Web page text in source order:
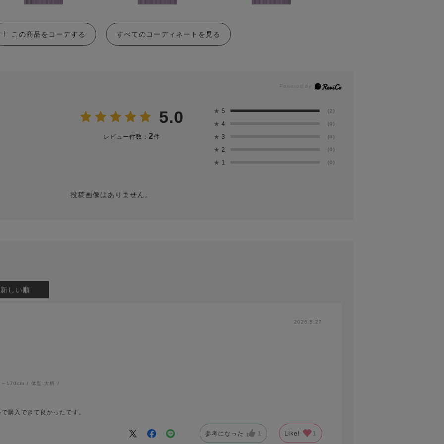
この商品をコーデする すべてのコーディネートを見る
5.0
レビュー件数： 2件
★ 5 (2)
★ 4 (0)
★ 3 (0)
★ 2 (0)
★ 1 (0)
投稿画像はありません。
しい順
2026.5.27
170cm 体型: 大柄
購入できて良かったです。
参考になった 1 Like! 1